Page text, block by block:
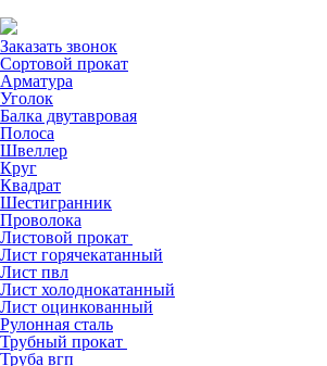
Заказать звонок
Сортовой прокат
Арматура
Уголок
Балка двутавровая
Полоса
Швеллер
Круг
Квадрат
Шестигранник
Проволока
Листовой прокат
Лист горячекатанный
Лист пвл
Лист холоднокатанный
Лист оцинкованный
Рулонная сталь
Трубный прокат
Труба вгп